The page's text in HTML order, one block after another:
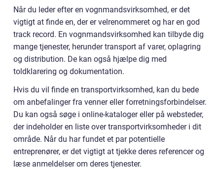
Når du leder efter en vognmandsvirksomhed, er det
vigtigt at finde en, der er velrenommeret og har en god
track record. En vognmandsvirksomhed kan tilbyde dig
mange tjenester, herunder transport af varer, oplagring
og distribution. De kan også hjælpe dig med
toldklarering og dokumentation.
Hvis du vil finde en transportvirksomhed, kan du bede
om anbefalinger fra venner eller forretningsforbindelser.
Du kan også søge i online-kataloger eller på websteder,
der indeholder en liste over transportvirksomheder i dit
område. Når du har fundet et par potentielle
entreprenører, er det vigtigt at tjekke deres referencer og
læse anmeldelser om deres tjenester.